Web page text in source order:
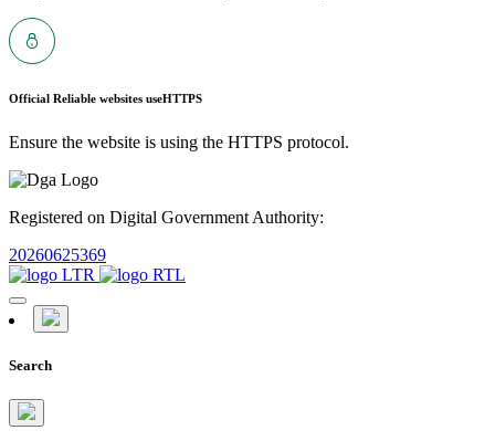
Official Reliable websites useHTTPS
Ensure the website is using the HTTPS protocol.
Registered on Digital Government Authority:
20260625369
Search